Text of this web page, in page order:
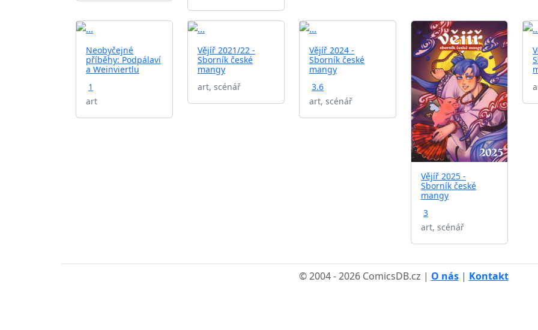
Neobyčejné
příběhy: Podpálaví
a Weinviertlu
1
art
Vějíř 2021/22 -
Sborník české
mangy
art, scénář
Vějíř 2024 -
Sborník české
mangy
3.6
art, scénář
Vějíř 2025 -
Sborník české
mangy
3
art, scénář
© 2004 - 2026 ComicsDB.cz | O nás| Kontakt